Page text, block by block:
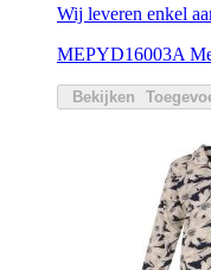
Wij leveren enkel
MEPYD16003A
Bekijken